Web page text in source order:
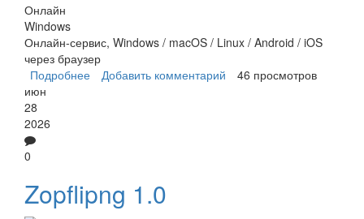
Онлайн
Windows
Онлайн-сервис, Windows / macOS / Linux / Android / iOS
через браузер
Подробнее о ImageResizer.com
Добавить комментарий
46 просмотров
июн
28
2026
0
Zopflipng 1.0